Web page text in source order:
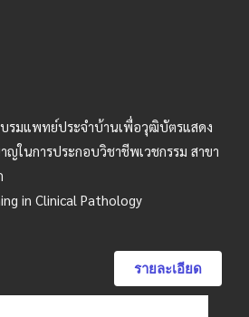
รมแพทย์ประจำบ้านเพื่อวุฒิบัตรแสดง
ญในการประกอบวิชาชีพเวชกรรม สาขา
in Clinical Pathology
รายละเอียด